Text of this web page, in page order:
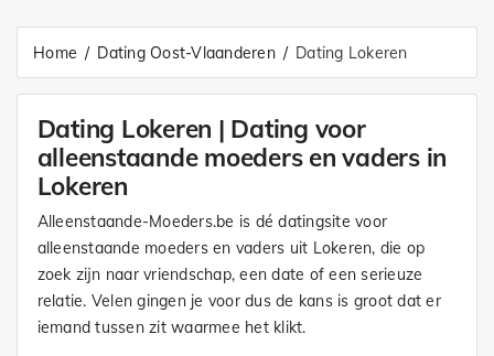
Home Dating Oost-Vlaanderen Dating Lokeren
Dating Lokeren | Dating voor
alleenstaande moeders en vaders in
Lokeren
Alleenstaande-Moeders.be is dé datingsite voor
alleenstaande moeders en vaders uit Lokeren, die op
zoek zijn naar vriendschap, een date of een serieuze
relatie. Velen gingen je voor dus de kans is groot dat er
iemand tussen zit waarmee het klikt.